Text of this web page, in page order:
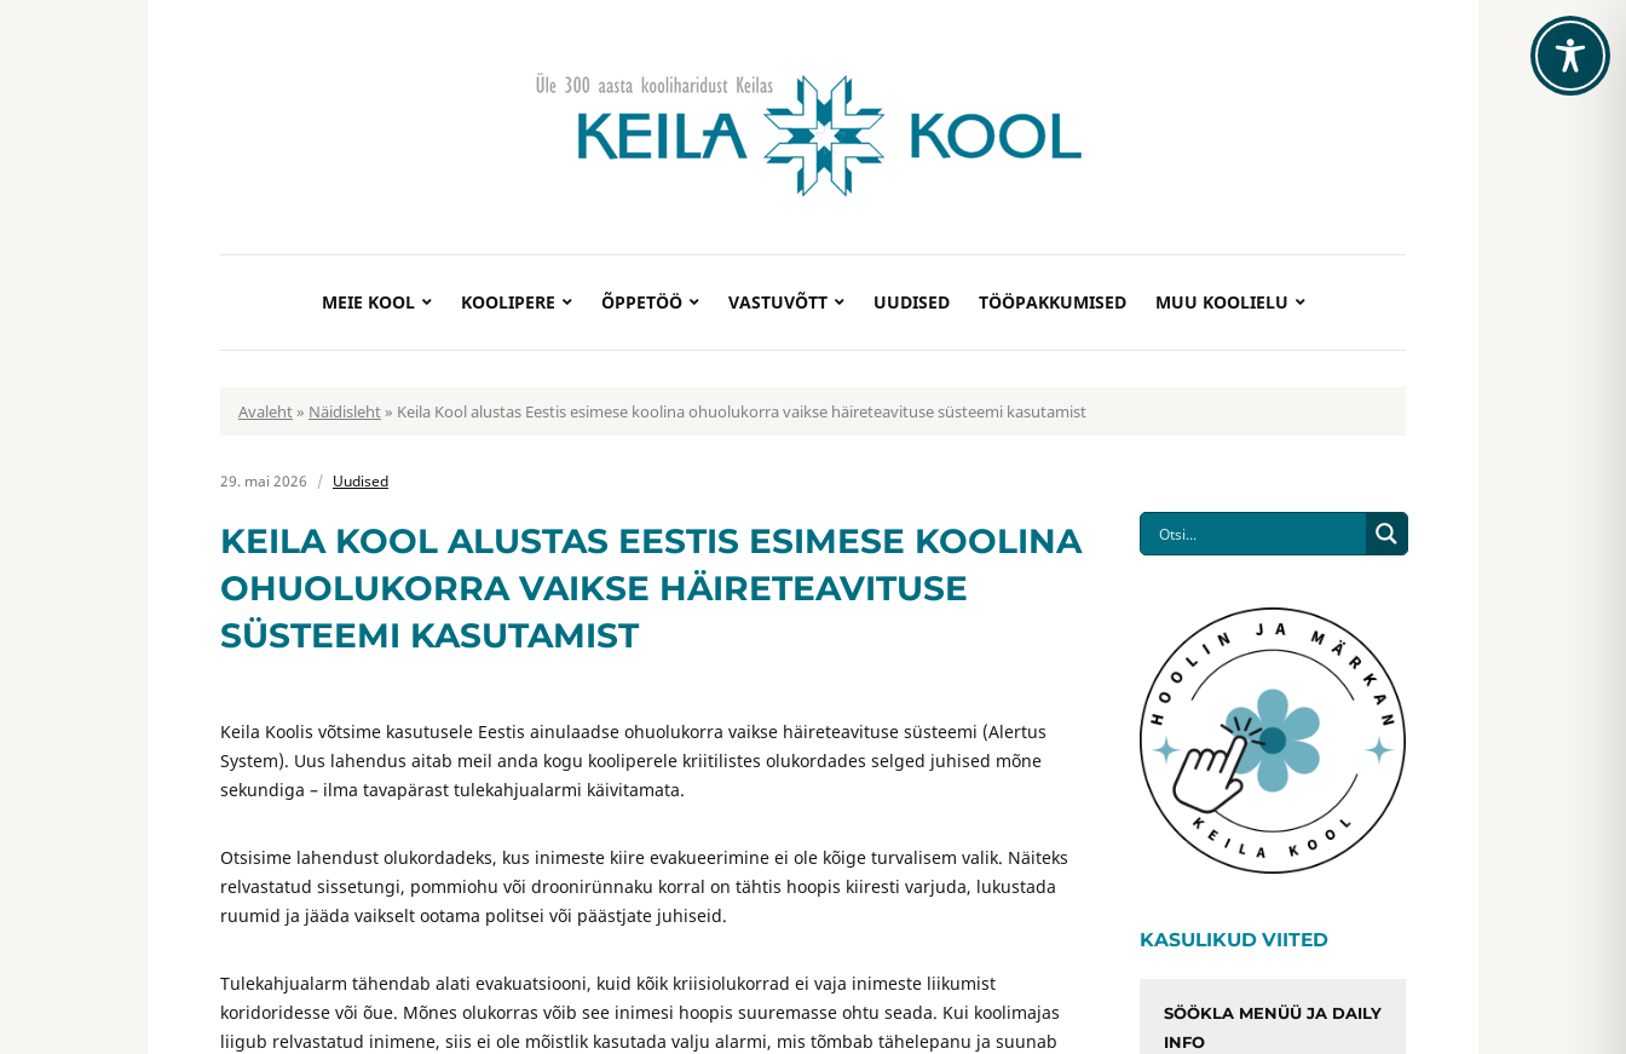
MEIE KOOL KOOLIPERE ÕPPETÖÖ VASTUVÕTT UUDISED TÖÖPAKKUMISED MUU KOOLIELU
Avaleht» Näidisleht» Keila Kool alustas Eestis esimese koolina ohuolukorra vaikse häireteavituse süsteemi kasutamist
29. mai 2026 Uudised
KEILA KOOL ALUSTAS EESTIS ESIMESE KOOLINA
OHUOLUKORRA VAIKSE HÄIRETEAVITUSE
SÜSTEEMI KASUTAMIST
Keila Koolis võtsime kasutusele Eestis ainulaadse ohuolukorra vaikse häireteavituse süsteemi (Alertus
System). Uus lahendus aitab meil anda kogu kooliperele kriitilistes olukordades selged juhised mõne
sekundiga – ilma tavapärast tulekahjualarmi käivitamata.
Otsisime lahendust olukordadeks, kus inimeste kiire evakueerimine ei ole kõige turvalisem valik. Näiteks
relvastatud sissetungi, pommiohu või droonirünnaku korral on tähtis hoopis kiiresti varjuda, lukustada
ruumid ja jääda vaikselt ootama politsei või päästjate juhiseid.
Tulekahjualarm tähendab alati evakuatsiooni, kuid kõik kriisiolukorrad ei vaja inimeste liikumist
koridoridesse või õue. Mõnes olukorras võib see inimesi hoopis suuremasse ohtu seada. Kui koolimajas
liigub relvastatud inimene, siis ei ole mõistlik kasutada valju alarmi, mis tõmbab tähelepanu ja suunab
KASULIKUD VIITED
SÖÖKLA MENÜÜ JA DAILY
INFO